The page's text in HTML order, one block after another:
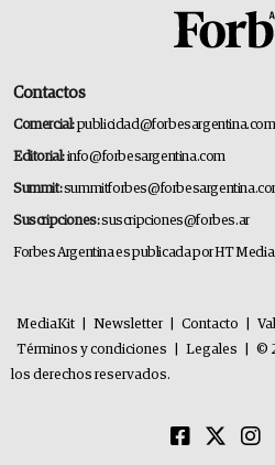
Contactos
Comercial:publicidad@forbesargentina.com
Editorial:info@forbesargentina.com
Summit:
Suscripciones:suscripciones@forbes.ar
Forbes Argentina es publicada por HT Media
MediaKit Newsletter Contacto
Términos y condiciones
Legales
©
los derechos reservados.